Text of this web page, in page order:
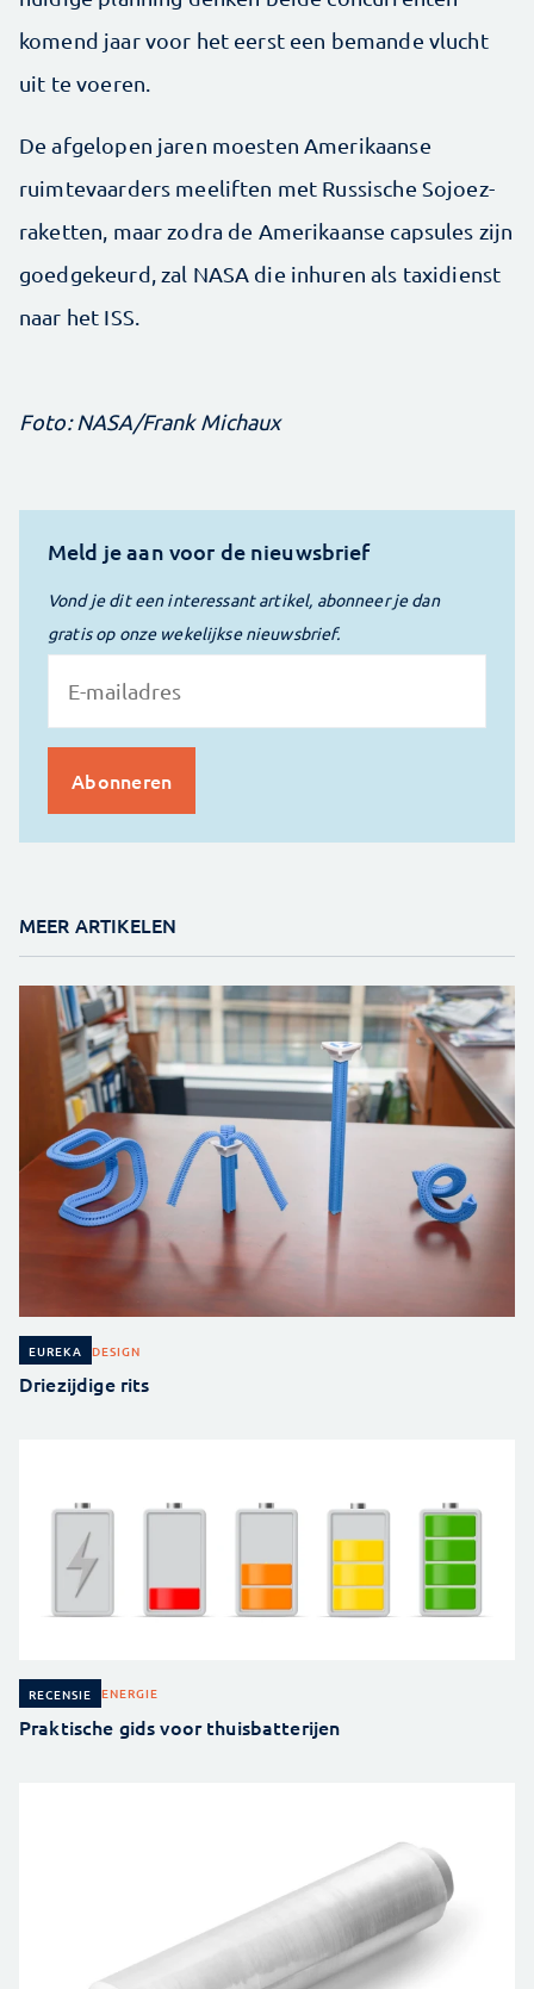
komend jaar voor het eerst een bemande vlucht
uit te voeren.
De afgelopen jaren moesten Amerikaanse
ruimtevaarders meeliften met Russische Sojoez-
raketten, maar zodra de Amerikaanse capsules zijn
goedgekeurd, zal NASA die inhuren als taxidienst
naar het ISS.
Foto: NASA/Frank Michaux
Meld je aan voor de nieuwsbrief
Vond je dit een interessant artikel, abonneer je dan
gratis op onze wekelijkse nieuwsbrief.
MEER ARTIKELEN
EUREKA DESIGN
Driezijdige rits
RECENSIE ENERGIE
Praktische gids voor thuisbatterijen